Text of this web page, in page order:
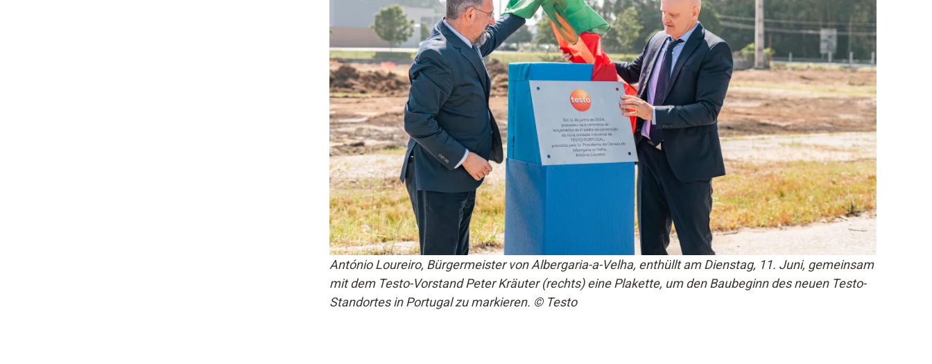
António Loureiro, Bürgermeister von Albergaria-a-Velha, enthüllt am Dienstag, 11. Juni, gemeinsam
mit dem Testo-Vorstand Peter Kräuter (rechts) eine Plakette, um den Baubeginn des neuen Testo-
Standortes in Portugal zu markieren. © Testo